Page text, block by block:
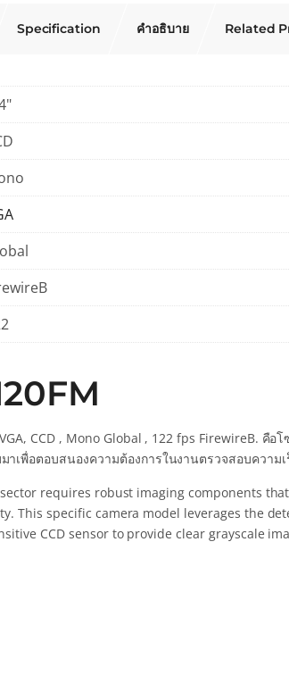
Specification คำอธิบาย Related
VGA, CCD , Mono Global , 122 fps FirewireB.
เพื่อตอบสนองความต้องการในงานตรวจสอบควา
requires robust imaging components
This specific camera model leverages the
CCD sensor to provide clear grayscale